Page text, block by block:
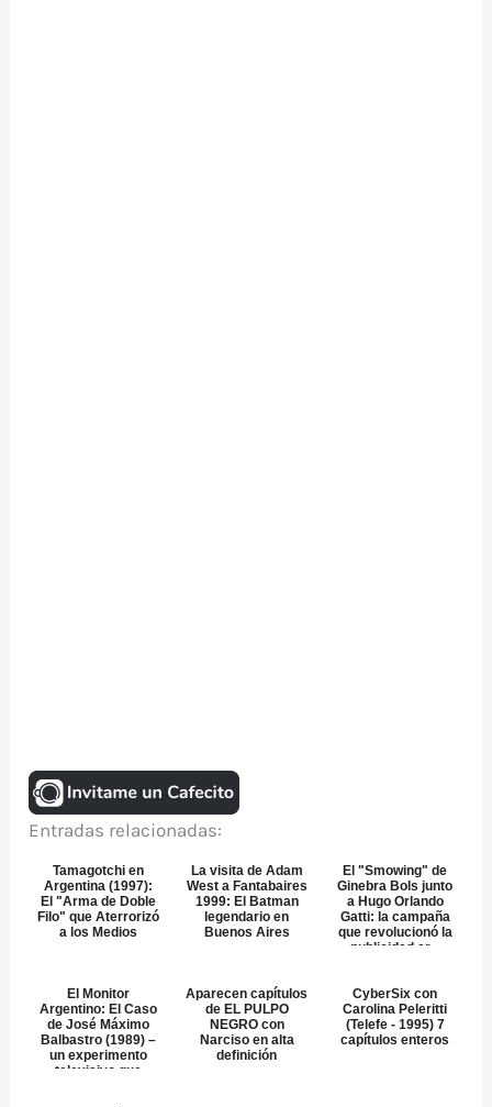
Entradas relacionadas:
Tamagotchi en
Argentina (1997):
El "Arma de Doble
Filo" que Aterrorizó
a los Medios
La visita de Adam
West a Fantabaires
1999: El Batman
legendario en
Buenos Aires
El "Smowing" de
Ginebra Bols junto
a Hugo Orlando
Gatti: la campaña
que revolucionó la
publicidad ar...
El Monitor
Argentino: El Caso
de José Máximo
Balbastro (1989) –
un experimento
televisivo que
Aparecen capítulos
de EL PULPO
NEGRO con
Narciso en alta
definición
CyberSix con
Carolina Peleritti
(Telefe - 1995) 7
capítulos enteros